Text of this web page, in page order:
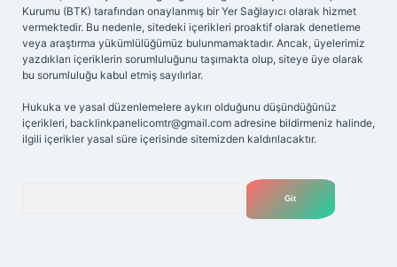
Kurumu (BTK) tarafından onaylanmış bir Yer Sağlayıcı olarak hizmet
vermektedir. Bu nedenle, sitedeki içerikleri proaktif olarak denetleme
veya araştırma yükümlülüğümüz bulunmamaktadır. Ancak, üyelerimiz
yazdıkları içeriklerin sorumluluğunu taşımakta olup, siteye üye olarak
bu sorumluluğu kabul etmiş sayılırlar.
Hukuka ve yasal düzenlemelere aykırı olduğunu düşündüğünüz
içerikleri, backlinkpanelicomtr@gmail.com adresine bildirmeniz halinde,
ilgili içerikler yasal süre içerisinde sitemizden kaldırılacaktır.